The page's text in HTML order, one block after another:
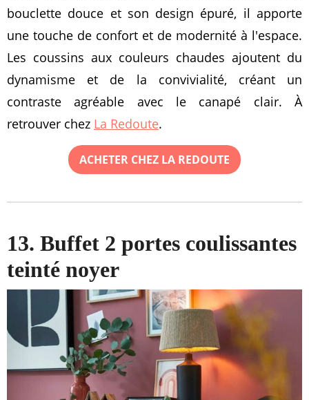
bouclette douce et son design épuré, il apporte
une touche de confort et de modernité à l'espace.
Les coussins aux couleurs chaudes ajoutent du
dynamisme et de la convivialité, créant un
contraste agréable avec le canapé clair. À
retrouver chez La Redoute.
ACHETER CHEZ LA REDOUTE
13. Buffet 2 portes coulissantes
teinté noyer